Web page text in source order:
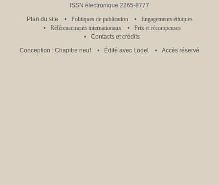
ISSN électronique 2265-8777
Plan du site
Politiques de publication
Engagements éthiques
Référencements internationaux
Prix et récompenses
Contacts et crédits
Conception : Chapitre neuf
Édité avec Lodel Accès réservé